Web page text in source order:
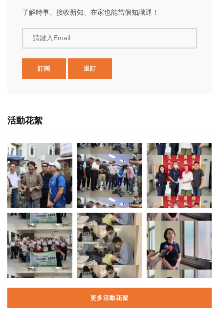
了解時事、接收新知、在家也能當個知識通！
請鍵入Email
訂閱 退訂
活動花絮
更多活動花絮